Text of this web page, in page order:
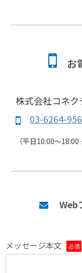
お電
株式会社コネ
03-6264-
（平日10:00～
Web
メッセージ本文 必須